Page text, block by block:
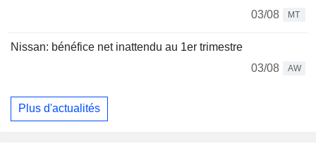
03/08
MT
Nissan: bénéfice net inattendu au 1er trimestre
03/08
AW
Plus d'actualités